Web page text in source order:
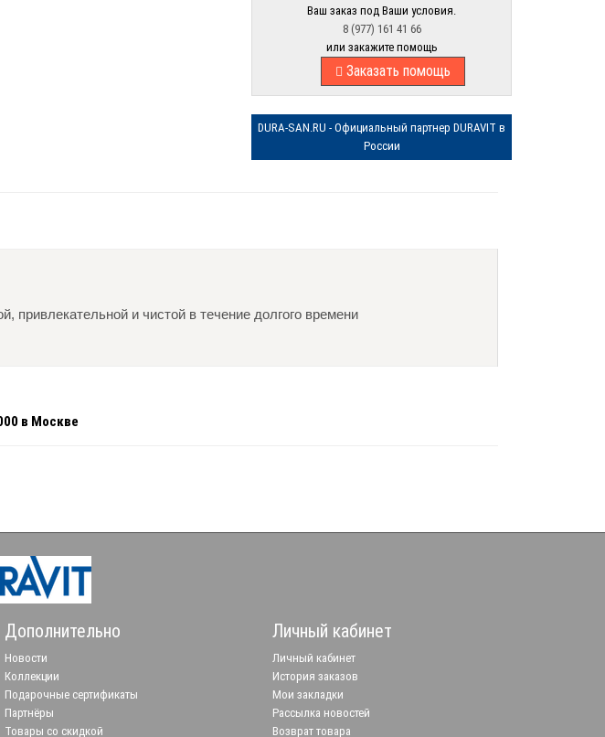
Ваш заказ под Ваши условия.
8 (977) 161 41 66
или закажите помощь
Заказать помощь
DURA-SAN.RU - Официальный партнер DURAVIT в
России
привлекательной и чистой в течение долгого времени
в Москве
Дополнительно
Новости
Коллекции
Подарочные сертификаты
Партнёры
Товары со скидкой
Личный кабинет
Личный кабинет
История заказов
Мои закладки
Рассылка новостей
Возврат товара